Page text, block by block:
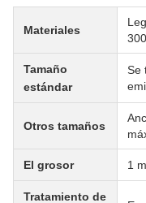
Materiales
Tamaño
estándar
Se
Otros tamaños
El grosor 1
Tratamiento de